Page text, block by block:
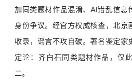
加同类题材作品混淆、AI错乱信息
身份争议。经官方权威核查，北京
收录，谣言不攻自破。著名鉴定家
定论：齐白石同类题材作品，仅
二。